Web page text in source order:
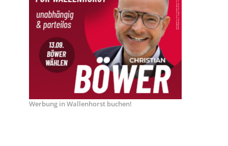
Werbung in Wallenhorst buchen!